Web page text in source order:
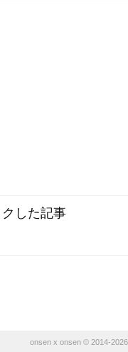
した記事
onsen x onsen © 2014-2026